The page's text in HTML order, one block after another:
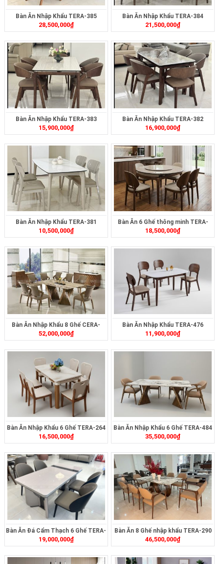
Bàn Ăn Nhập Khẩu TERA-385
28,500,000₫
Bàn Ăn Nhập Khẩu TERA-384
21,500,000₫
Bàn Ăn Nhập Khẩu TERA-383
15,900,000₫
Bàn Ăn Nhập Khẩu TERA-382
16,900,000₫
Bàn Ăn Nhập Khẩu TERA-381
10,500,000₫
Bàn Ăn 6 Ghế thông minh TERA-
477
18,500,000₫
Bàn Ăn Nhập Khẩu 8 Ghế CERA-
023S
52,000,000₫
Bàn Ăn Nhập Khẩu TERA-476
11,900,000₫
Bàn Ăn Nhập Khẩu 6 Ghế TERA-264
16,500,000₫
Bàn Ăn Nhập Khẩu 6 Ghế TERA-484
35,500,000₫
Bàn Ăn Đá Cẩm Thạch 6 Ghế TERA-
270
19,000,000₫
Bàn Ăn 8 Ghế nhập khẩu TERA-290
46,500,000₫